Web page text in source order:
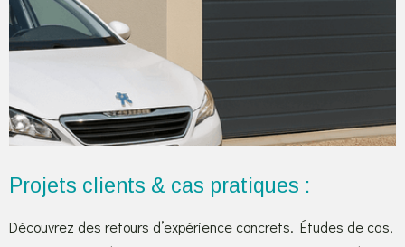
Projets clients & cas pratiques :
Découvrez des retours d’expérience concrets. Études de cas,